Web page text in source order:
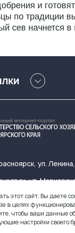
и
по традиции
сев начнется в
ул.
ул.
+7 (391) 249-31-33
этот сайт, Вы даете
в целях
чтобы ваши данные
настройки своего